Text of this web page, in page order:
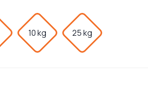
10 kg 25 kg